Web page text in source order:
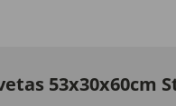
53x30x60cm